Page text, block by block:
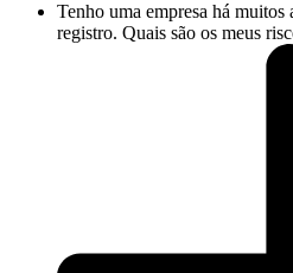
Tenho uma empresa há muitos
registro. Quais são os meus